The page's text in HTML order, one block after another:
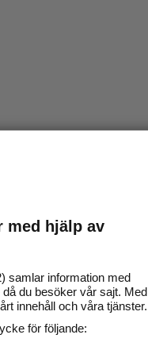
med hjälp av
samlar information med
du besöker vår sajt. Med
innehåll och våra tjänster.
för följande: